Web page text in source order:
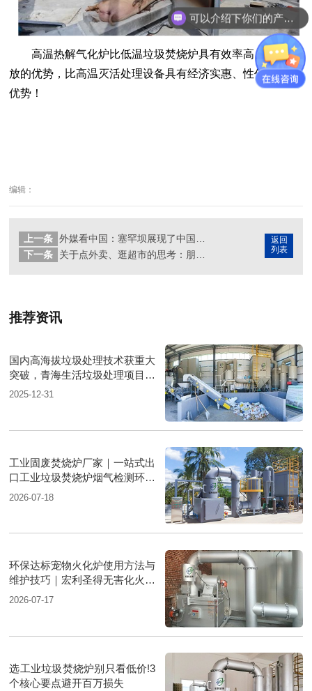
高温热解气化炉比低温垃圾焚烧炉具有效率高、达标排
放的优势，比高温灭活处理设备具有经济实惠、性价比高的
优势！
编辑：
返回
列表
上一条
外媒看中国：塞罕坝展现了中国生态文明建设奇迹
下一条
推荐资讯
国内高海拔垃圾处理技术获重大
突破，青海生活垃圾处理项目树
行业新标杆
2025-12-31
工业固废焚烧炉厂家｜一站式出
口工业垃圾焚烧炉烟气检测环保
达标
2026-07-18
环保达标宠物火化炉使用方法与
维护技巧｜宏利圣得无害化火化
设备科普
2026-07-17
选工业垃圾焚烧炉别只看低价!3
个核心要点避开百万损失
可以介绍下你们的产品么？